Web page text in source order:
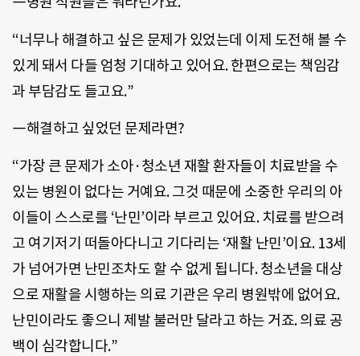
“너무나 해결하고 싶은 문제가 있었는데 이제 도전해 볼 수
있게 돼서 다들 엄청 기대하고 있어요. 한편으로는 책임감
과 부담감도 들고요.”
―해결하고 싶었던 문제라면?
“가장 큰 문제가 소아·청소년 재활 환자들이 치료받을 수
있는 병원이 없다는 거예요. 그것 때문에 소중한 우리의 아
이들이 스스로를 ‘난민’이라 부르고 있어요. 치료를 받으려
고 여기저기 떠돌아다니고 기다리는 ‘재활 난민’이요. 13세
가 넘어가면 난민조차도 할 수 없게 됩니다. 청소년을 대상
으로 재활을 시행하는 의료 기관은 우리 병원밖에 없어요.
난민이라도 좋으니 제발 불러만 달라고 하는 거죠. 의료 공
백이 심각합니다.”